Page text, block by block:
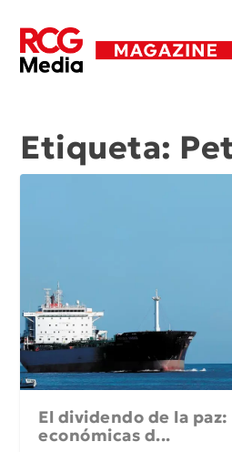
Etiqueta:
El dividendo de la
económicas d...